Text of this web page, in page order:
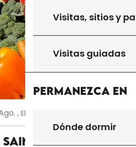
Visitas, sitios y
Visitas guiadas
Permanezca en
Dónde dormir
,El
Cirq